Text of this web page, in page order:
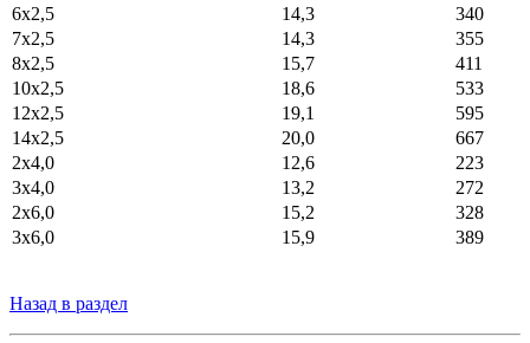
6x2,5
14,3
340
7x2,5
14,3
355
8x2,5
15,7
411
10x2,5
18,6
533
12x2,5
19,1
595
14x2,5
20,0
667
2x4,0
12,6
223
3x4,0
13,2
272
2x6,0
15,2
328
3x6,0
15,9 389
Назад в раздел